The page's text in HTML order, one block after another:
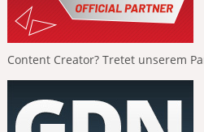
Content Creator? Tretet unserem